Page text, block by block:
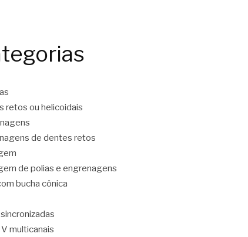
retos ou helicoidais
de dentes retos
de polias e engrenagens
bucha cônica
multicanais